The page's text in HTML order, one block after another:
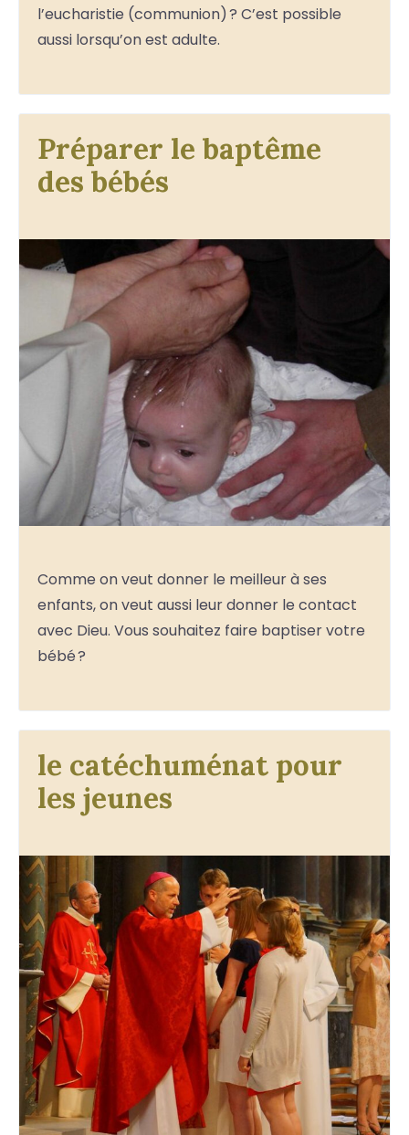
l’eucharistie (communion) ? C’est possible
aussi lorsqu’on est adulte.
Préparer le baptême
des bébés
Comme on veut donner le meilleur à ses
enfants, on veut aussi leur donner le contact
avec Dieu. Vous souhaitez faire baptiser votre
bébé ?
le catéchuménat pour
les jeunes